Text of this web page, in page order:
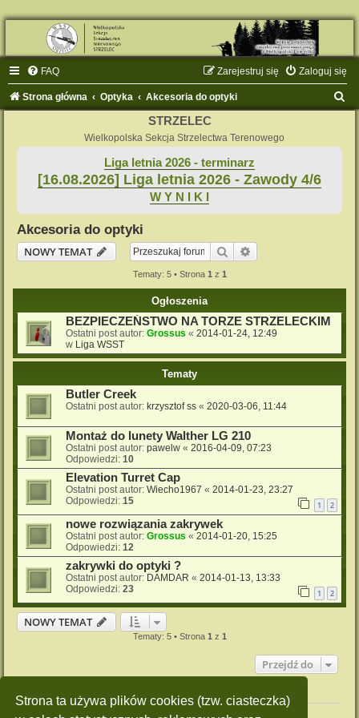
Strona ta używa plików cookies (tzw. ciasteczka)
FAQ Zaloguj się
Zarejestruj się
Strona główna Optyka Akcesoria do optyki
STRZELEC
Wielkopolska Sekcja Strzelectwa Terenowego
Liga letnia 2026 - terminarz
[16.08.2026] Liga letnia 2026 - Zawody 4/6
W Y N I K I
Akcesoria do optyki
NOWY TEMAT
Szukaj
Tematy: 5 • Strona 1 z 1
Ogłoszenia
BEZPIECZEŃSTWO NA TORZE STRZELECKIM
Ostatni post autor: Grossus « 2014-01-24, 12:49
w Liga WSST
Tematy
Butler Creek
Ostatni post autor: krzysztof ss « 2020-03-06, 11:44
Montaż do lunety Walther LG 210
Ostatni post autor: pawelw « 2016-04-09, 07:23
Odpowiedzi: 10
Elevation Turret Cap
Ostatni post autor: Wiecho1967 « 2014-01-23, 23:27
Odpowiedzi: 15 1 2
nowe rozwiązania zakrywek
Ostatni post autor: Grossus « 2014-01-20, 15:25
Odpowiedzi: 12
zakrywki do optyki ?
Ostatni post autor: DAMDAR « 2014-01-13, 13:33
Odpowiedzi: 23 1 2
NOWY TEMAT
Tematy: 5 • Strona 1 z 1
Przejdź do
Twoje uprawnienia na tym forum
Nie możesz tworzyć nowych tematów